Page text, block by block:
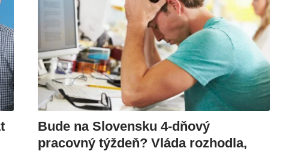
Bude na Slovensku 4-dňový
pracovný týždeň? Vláda rozhodla,